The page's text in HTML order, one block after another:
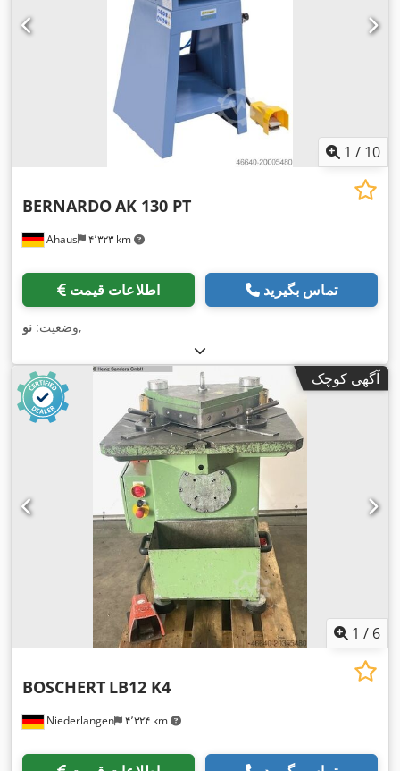
1 / 10
Ahaus ۴٬۳۲۳ km
BERNARDOAK 130 PT
اطلاعات قیمت تماس بگیرید
وضعیت: نو ,
آگهی کوچک
1 / 6
Niederlangen ۴٬۳۲۴ km
BOSCHERT LB12 K4